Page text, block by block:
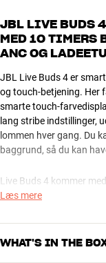
JBL LIVE BUDS
MED 10 TIMERS
ANC OG
JBL Live Buds 4 er
og touch-betjening. Her
smarte touch-
lang stribe indstillinger,
lommen hver gang. Du
baggrund, så du kan
Live Buds 4 kommer
det smarte ladeetui får
opkaldskvalitet samt
Headphones app. En
Læs mere
WHAT'S IN THE